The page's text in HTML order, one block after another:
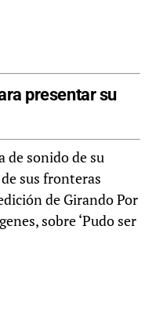
presentar su
de sonido de su
sus fronteras
de Girando Por
sobre ‘Pudo ser